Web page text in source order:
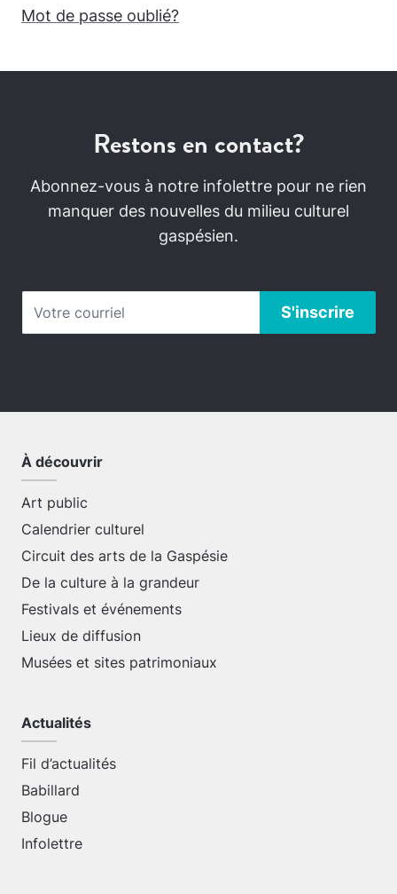
Mot de passe oublié?
Restons en contact?
Abonnez-vous à notre infolettre pour ne rien
manquer des nouvelles du milieu culturel
gaspésien.
À découvrir
Art public
Calendrier culturel
Circuit des arts de la Gaspésie
De la culture à la grandeur
Festivals et événements
Lieux de diffusion
Musées et sites patrimoniaux
Actualités
Fil d’actualités
Babillard
Blogue
Infolettre